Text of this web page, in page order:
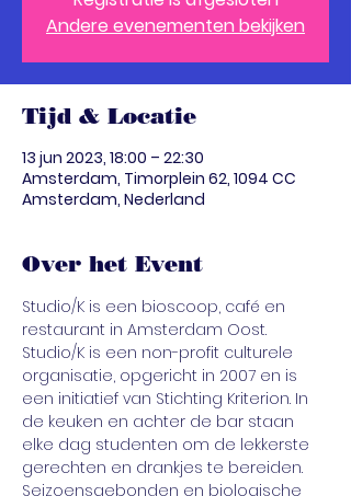
Andere evenementen bekijken
Tijd & Locatie
13 jun 2023, 18:00 – 22:30
Amsterdam, Timorplein 62, 1094 CC
Amsterdam, Nederland
Over het Event
Studio/K is een bioscoop, café en
restaurant in Amsterdam Oost.
Studio/K is een non-profit culturele
organisatie, opgericht in 2007 en is
een initiatief van Stichting Kriterion. In
de keuken en achter de bar staan
elke dag studenten om de lekkerste
gerechten en drankjes te bereiden.
Seizoensgebonden en biologische